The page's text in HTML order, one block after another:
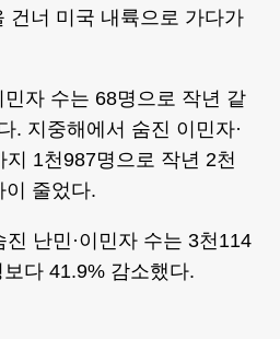
건너 미국 내륙으로 가다가
자 수는 68명으로 작년 같
. 지중해에서 숨진 이민자·
1천987명으로 작년 2천
이 줄었다.
난민·이민자 수는 3천114
다 41.9% 감소했다.